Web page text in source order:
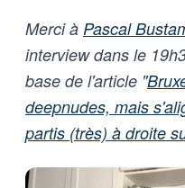
Merci à Pascal
interview dans le
base de l'article "
deepnudes, mais
partis (très) à droite